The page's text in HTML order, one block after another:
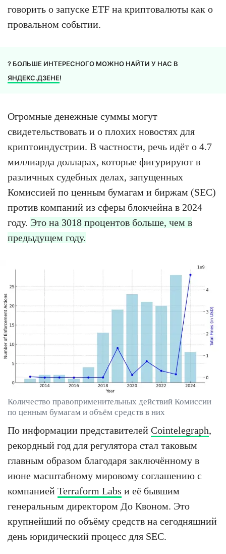
говорить о запуске ETF на криптовалюты как о
провальном событии.
? БОЛЬШЕ ИНТЕРЕСНОГО МОЖНО НАЙТИ У НАС В
ЯНДЕКС.ДЗЕНЕ!
Огромные денежные суммы могут
свидетельствовать и о плохих новостях для
криптоиндустрии. В частности, речь идёт о 4.7
миллиарда долларах, которые фигурируют в
различных судебных делах, запущенных
Комиссией по ценным бумагам и биржам (SEC)
против компаний из сферы блокчейна в 2024
году. Это на 3018 процентов больше, чем в
предыдущем году.
Количество правоприменительных действий Комиссии
по ценным бумагам и объём средств в них
По информации представителей Cointelegraph,
рекордный год для регулятора стал таковым
главным образом благодаря заключённому в
июне масштабному мировому соглашению с
компанией Terraform Labs и её бывшим
генеральным директором До Квоном. Это
крупнейший по объёму средств на сегодняшний
день юридический процесс для SEC.